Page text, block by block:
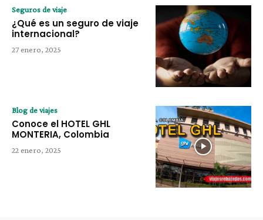
Seguros de viaje
¿Qué es un seguro de viaje
internacional?
27 enero, 2025
Blog de viajes
Conoce el HOTEL GHL
MONTERIA, Colombia
22 enero, 2025